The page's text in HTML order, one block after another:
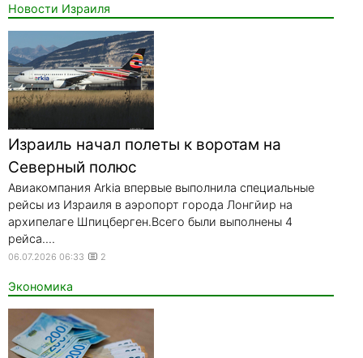
Новости Израиля
Израиль начал полеты к воротам на
Северный полюс
Авиакомпания Arkia впервые выполнила специальные
рейсы из Израиля в аэропорт города Лонгйир на
архипелаге Шпицберген.Всего были выполнены 4
рейса....
06.07.2026 06:33 2
Экономика